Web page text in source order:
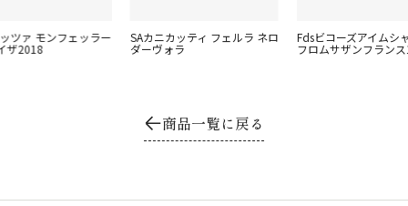
ツァ モンフェッラー
ザ2018
SAカニカッティ フェルラ ネロ
ダーヴォラ
Fdsビコーズアイムシ
フロムサザンフラン
商品一覧に戻る